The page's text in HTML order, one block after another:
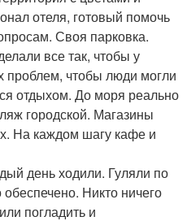
отеля, готовый помочь
Своя парковка.
все так, чтобы у
проблем, чтобы люди могли
отдыхом. До моря реально
городской. Магазины
На каждом шагу кафе и
день ходили. Гуляли по
Никто ничего
погладить и